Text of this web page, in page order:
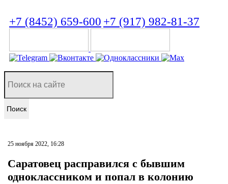
+7 (8452) 659-600 +7 (917) 982-81-37
Поиск
25 ноября 2022, 16:28
Саратовец расправился с бывшим
одноклассником и попал в колонию